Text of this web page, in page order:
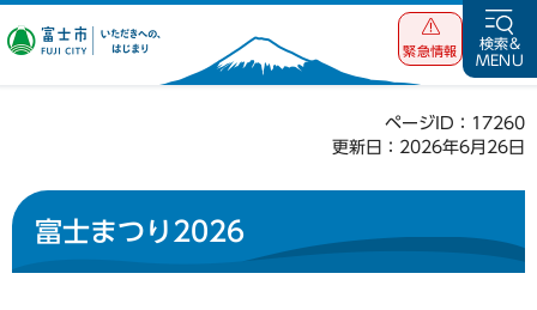
富士市 いただ
緊急情報
検索&
MENU
ページID：17260
更新日：2026年6月26日
富士まつり2026